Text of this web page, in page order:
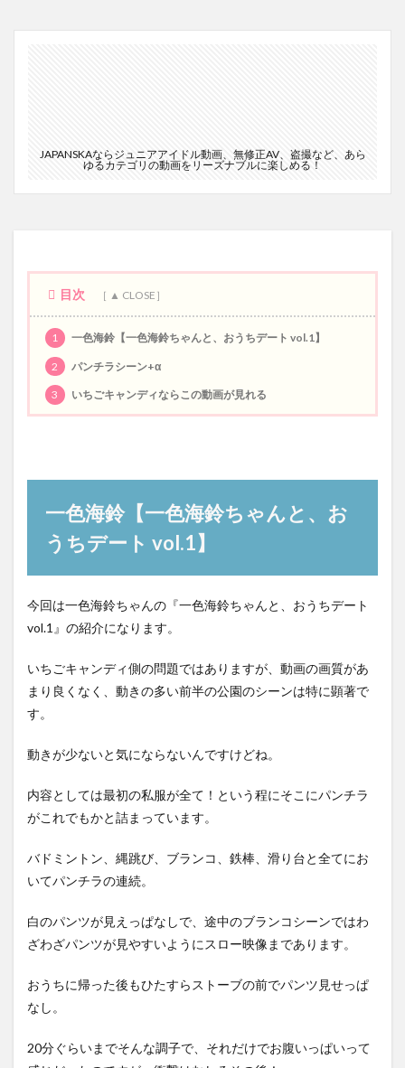
JAPANSKAならジュニアアイドル動画、無修正AV、盗撮など、あら
ゆるカテゴリの動画をリーズナブルに楽しめる！
目次
1 一色海鈴【一色海鈴ちゃんと、おうちデート vol.1】
2 パンチラシーン+α
3 いちごキャンディならこの動画が見れる
一色海鈴【一色海鈴ちゃんと、お
うちデート vol.1】
今回は一色海鈴ちゃんの『一色海鈴ちゃんと、おうちデート
vol.1』の紹介になります。
いちごキャンディ側の問題ではありますが、動画の画質があ
まり良くなく、動きの多い前半の公園のシーンは特に顕著で
す。
動きが少ないと気にならないんですけどね。
内容としては最初の私服が全て！という程にそこにパンチラ
がこれでもかと詰まっています。
バドミントン、縄跳び、ブランコ、鉄棒、滑り台と全てにお
いてパンチラの連続。
白のパンツが見えっぱなしで、途中のブランコシーンではわ
ざわざパンツが見やすいようにスロー映像まであります。
おうちに帰った後もひたすらストーブの前でパンツ見せっぱ
なし。
20分ぐらいまでそんな調子で、それだけでお腹いっぱいって